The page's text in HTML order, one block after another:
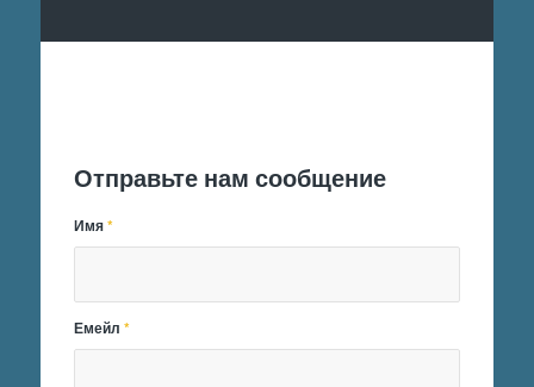
Отправьте нам сообщение
Имя*
Емейл*